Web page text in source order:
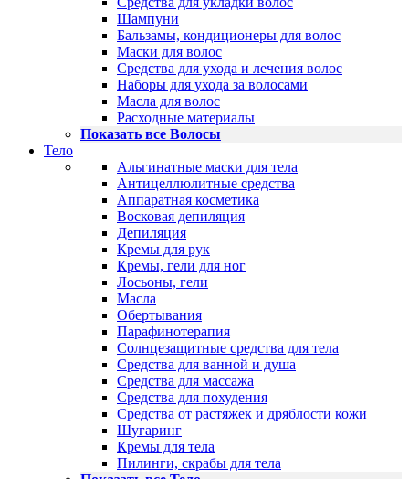
Шампуни
Бальзамы, кондиционеры для волос
Маски для волос
Средства для ухода и лечения волос
Наборы для ухода за волосами
Масла для волос
Расходные материалы
Показать все Волосы
Тело
Альгинатные маски для тела
Антицеллюлитные средства
Аппаратная косметика
Восковая депиляция
Депиляция
Кремы для рук
Кремы, гели для ног
Лосьоны, гели
Масла
Обертывания
Парафинотерапия
Солнцезащитные средства для тела
Средства для ванной и душа
Средства для массажа
Средства для похудения
Средства от растяжек и дряблости кожи
Шугаринг
Кремы для тела
Пилинги, скрабы для тела